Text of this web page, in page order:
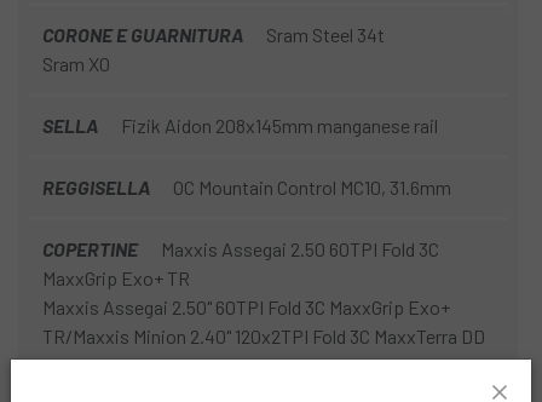
CORONE E GUARNITURA
Sram Steel 34t
Sram X0
SELLA Fizik Aidon 208x145mm manganese rail
REGGISELLA OC Mountain Control MC10, 31.6mm
COPERTINE
Maxxis Assegai 2.50 60TPI Fold 3C
MaxxGrip Exo+ TR
Maxxis Assegai 2.50" 60TPI Fold 3C MaxxGrip Exo+
TR/Maxxis Minion 2.40" 120x2TPI Fold 3C MaxxTerra DD
TR